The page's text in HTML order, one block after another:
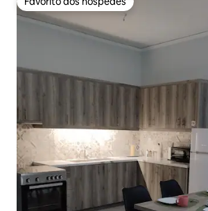
Favorito dos hóspedes